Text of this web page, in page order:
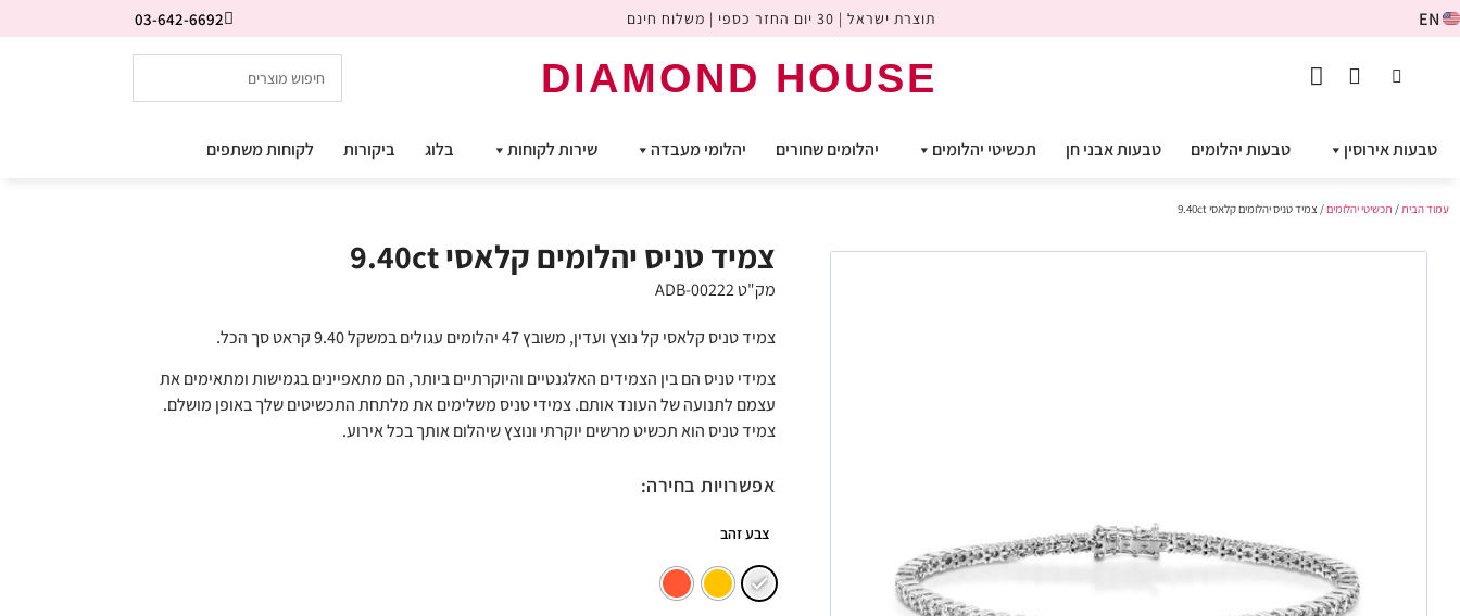
EN תוצרת ישראל | 30 יום החזר כספי | משלוח חינם 03-642-6692
DIAMOND HOUSE
טבעות אירוסין טבעות יהלומים טבעות אבני חן תכשיטי יהלומים יהלומים שחורים יהלומי מעבדה שירות לקוחות בלוג ביקורות לקוחות משתפים
עמוד הבית/ תכשיטי יהלומים/ צמיד טניס יהלומים קלאסי 9.40ct
צמיד טניס יהלומים קלאסי 9.40ct
מק"ט ADB-00222
צמיד טניס קלאסי קל נוצץ ועדין, משובץ 47 יהלומים עגולים במשקל 9.40 קראט סך הכל.
צמידי טניס הם בין הצמידים האלגנטיים והיוקרתיים ביותר, הם מתאפיינים בגמישות ומתאימים את
עצמם לתנועה של העונד אותם. צמידי טניס משלימים את מלתחת התכשיטים שלך באופן מושלם.
צמיד טניס הוא תכשיט מרשים יוקרתי ונוצץ שיהלום אותך בכל אירוע.
אפשרויות בחירה:
צבע זהב